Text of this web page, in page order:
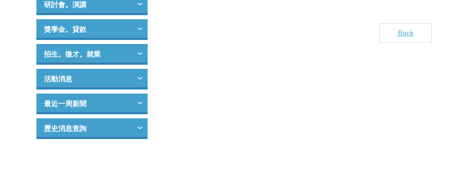
研討會。演講
獎學金。貸款
招生。徵才。就業
活動消息
最近一周新聞
歷史消息查詢
Back